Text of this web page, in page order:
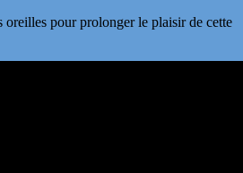
oreilles pour prolonger le plaisir de cette